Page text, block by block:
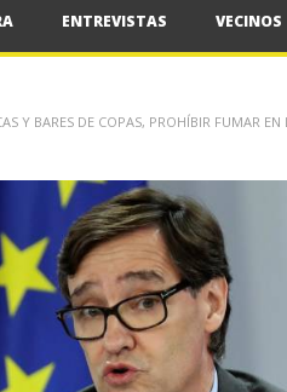
ENTREVISTAS VECINOS
Y BARES DE COPAS, PROHÍBIR FUMAR